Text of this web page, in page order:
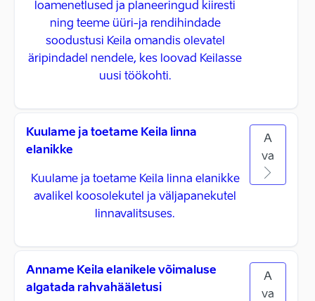
loamenetlused ja planeeringud kiiresti
ning teeme üüri-ja rendihindade
soodustusi Keila omandis olevatel
äripindadel nendele, kes loovad Keilasse
uusi töökohti.
Kuulame ja toetame Keila linna
elanikke
Kuulame ja toetame Keila linna elanikke
avalikel koosolekutel ja väljapanekutel
linnavalitsuses.
A
va
Anname Keila elanikele võimaluse
algatada rahvahääletusi
A
va